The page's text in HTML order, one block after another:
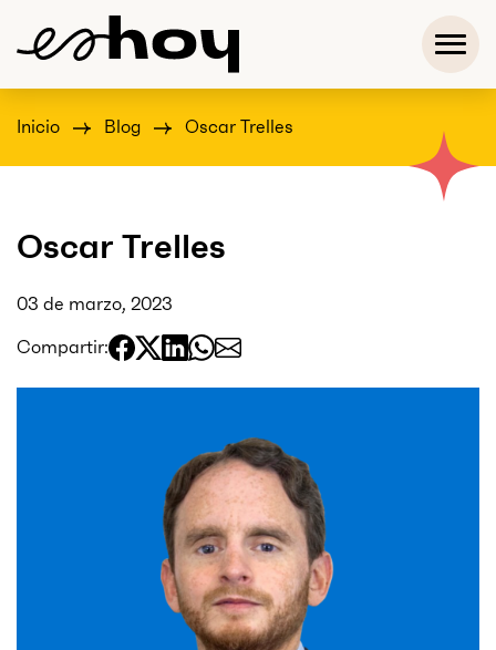
Inicio Blog Oscar Trelles
Oscar Trelles
03 de marzo, 2023
Compartir: